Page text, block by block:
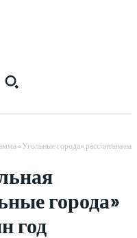
«Угольные города» рассчитана на
города»
год